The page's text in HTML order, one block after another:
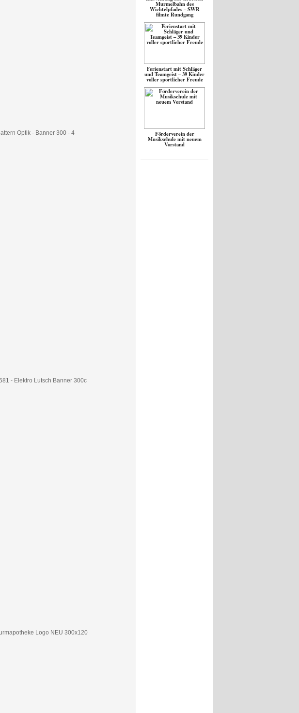
Murmelbahn des
Wichtelpfades – SWR
filmte Rundgang
Ferienstart mit Schläger
und Teamgeist – 39 Kinder
voller sportlicher Freude
Förderverein der
Musikschule mit neuem
Vorstand